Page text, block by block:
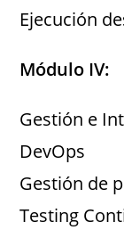
Ejecución
Módulo IV:
Gestión e
DevOps
Gestión de
Testing